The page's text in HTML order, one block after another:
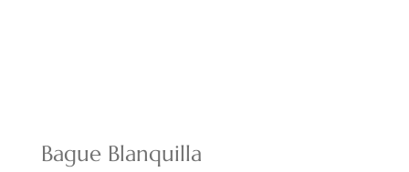
Bague Blanquilla